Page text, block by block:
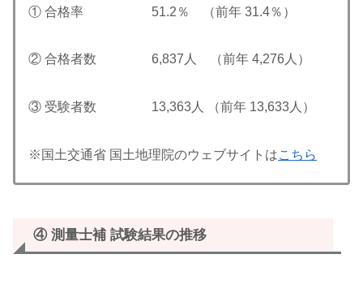
① 合格率 51.2％ （前年 31.4％）
② 合格者数 6,837人 （前年 4,276人）
③ 受験者数 13,363人 （前年 13,633人）
※国土交通省 国土地理院のウェブサイトはこちら
④測量士補 試験結果の推移